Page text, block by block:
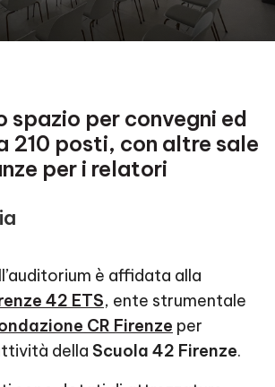
spazio per convegni ed
210 posti, con altre sale
per i relatori
è affidata alla
42 ETS, ente strumentale
CR Firenze per
della Scuola 42 Firenze.